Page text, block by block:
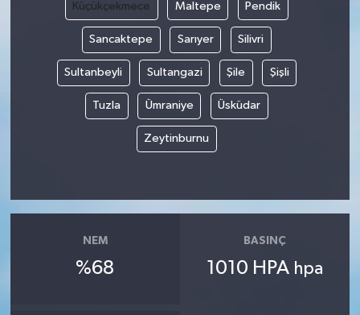
Küçükçekmece Maltepe Pendik
Sancaktepe Sarıyer Silivri
Sultanbeyli Sultangazi Şile Şişli
Tuzla Ümraniye Üsküdar
Zeytinburnu
NEM
%68
BASINÇ
1010 HPA hpa